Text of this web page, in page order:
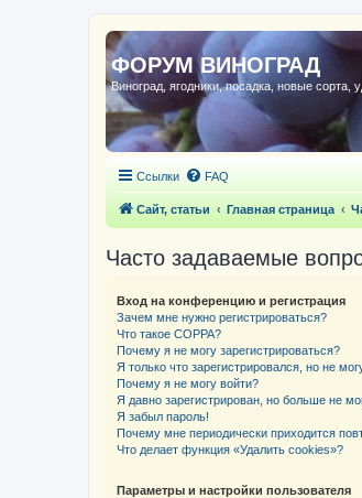
ФОРУМ ВИНОГРАД
Виноград, ягодники, посадка, новые сорта,
Ссылки FAQ
Сайт, статьи Главная страница
Часто задаваемые
Вход на конференцию и регистрация
Зачем мне нужно регистрироваться?
Что такое COPPA?
Почему я не могу зарегистрироваться?
Я только что зарегистрировался, но не
Почему я не могу войти?
Я давно зарегистрирован, но больше не
Я забыл пароль!
Почему мне периодически приходится
Что делает функция «Удалить cookies»?
Параметры и настройки пользователя